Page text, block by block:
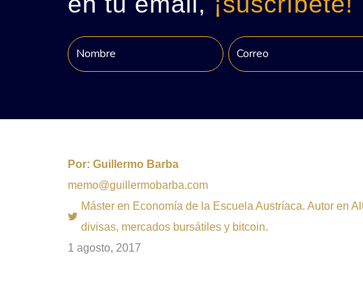
Por: Guillermo Barba
memo@guillermobarba.com
Máster en Economía de la Escuela Austríaca. Autor en
divisas, mercados bursátiles y bitcoin.
1 agosto, 2017